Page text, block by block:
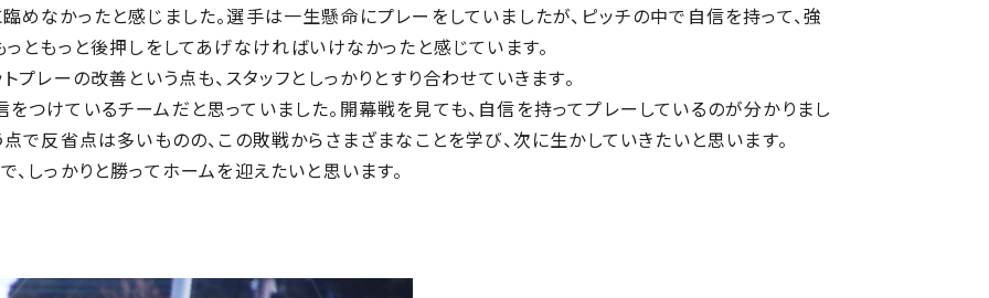
めなかったと感じました。選手は一生懸命にプレーをしていましたが、ピッチの中で自信を持って、強
ともっと後押しをしてあげなければいけなかったと感じています。
プレーの改善という点も、スタッフとしっかりとすり合わせていきます。
つけているチームだと思っていました。開幕戦を見ても、自信を持ってプレーしているのが分かりまし
で反省点は多いものの、この敗戦からさまざまなことを学び、次に生かしていきたいと思います。
しっかりと勝ってホームを迎えたいと思います。